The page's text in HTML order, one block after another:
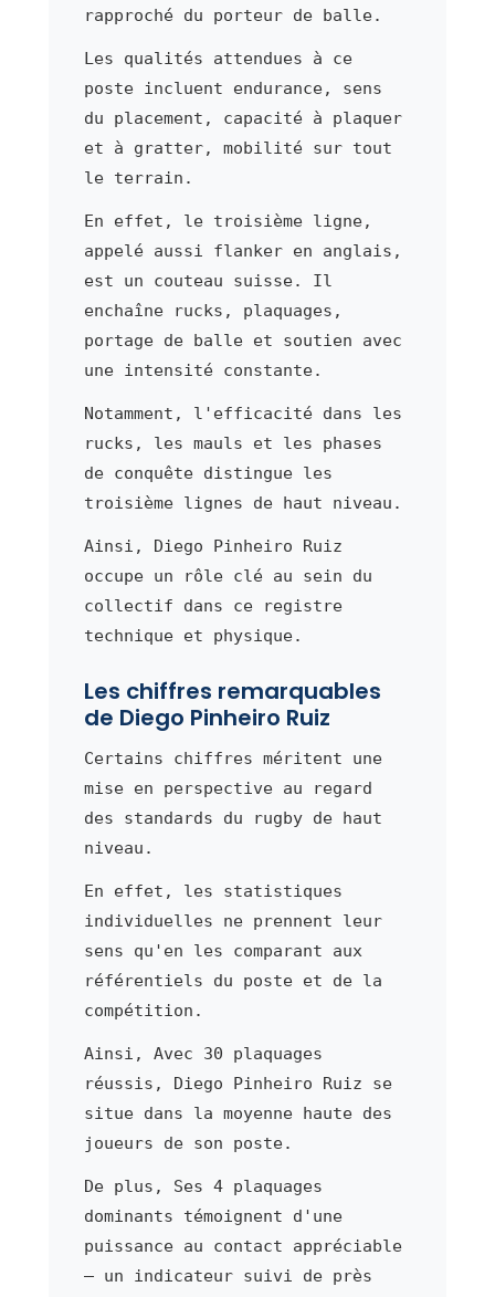
rapproché du porteur de balle.
Les qualités attendues à ce
poste incluent endurance, sens
du placement, capacité à plaquer
et à gratter, mobilité sur tout
le terrain.
En effet, le troisième ligne,
appelé aussi flanker en anglais,
est un couteau suisse. Il
enchaîne rucks, plaquages,
portage de balle et soutien avec
une intensité constante.
Notamment, l'efficacité dans les
rucks, les mauls et les phases
de conquête distingue les
troisième lignes de haut niveau.
Ainsi, Diego Pinheiro Ruiz
occupe un rôle clé au sein du
collectif dans ce registre
technique et physique.
Les chiffres remarquables
de Diego Pinheiro Ruiz
Certains chiffres méritent une
mise en perspective au regard
des standards du rugby de haut
niveau.
En effet, les statistiques
individuelles ne prennent leur
sens qu'en les comparant aux
référentiels du poste et de la
compétition.
Ainsi, Avec 30 plaquages
réussis, Diego Pinheiro Ruiz se
situe dans la moyenne haute des
joueurs de son poste.
De plus, Ses 4 plaquages
dominants témoignent d'une
puissance au contact appréciable
— un indicateur suivi de près